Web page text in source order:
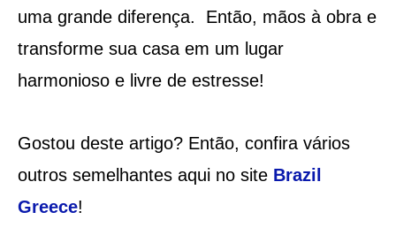
uma grande diferença. Então, mãos à obra e
transforme sua casa em um lugar
harmonioso e livre de estresse!
Gostou deste artigo? Então, confira vários
outros semelhantes aqui no site Brazil
Greece!